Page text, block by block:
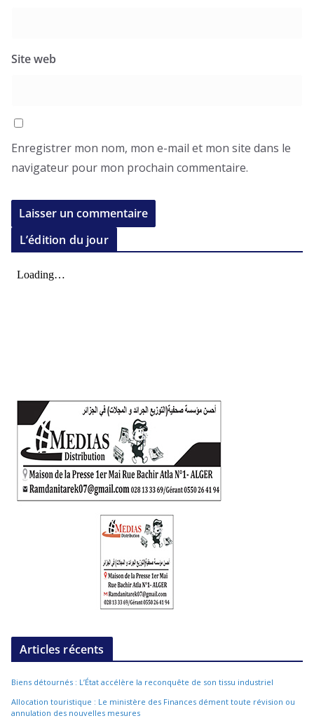
Site web
Enregistrer mon nom, mon e-mail et mon site dans le
navigateur pour mon prochain commentaire.
L’édition du jour
Articles récents
Biens détournés : L’État accélère la reconquête de son tissu industriel
Allocation touristique : Le ministère des Finances dément toute révision ou
annulation des nouvelles mesures